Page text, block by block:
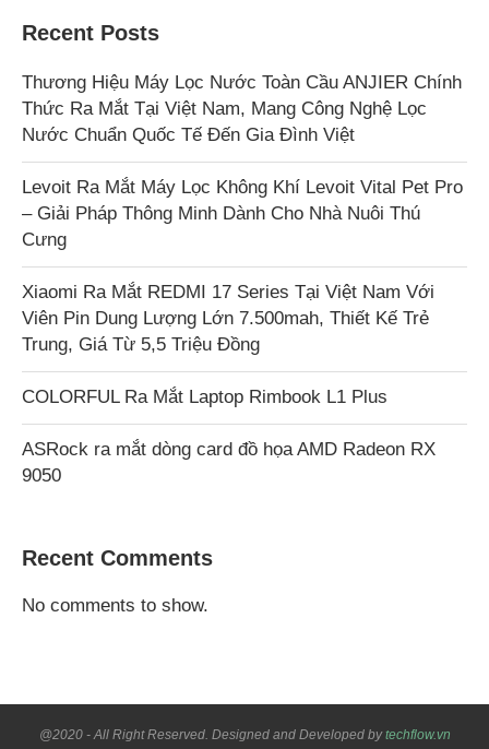
Recent Posts
Thương Hiệu Máy Lọc Nước Toàn Cầu ANJIER Chính
Thức Ra Mắt Tại Việt Nam, Mang Công Nghệ Lọc
Nước Chuẩn Quốc Tế Đến Gia Đình Việt
Levoit Ra Mắt Máy Lọc Không Khí Levoit Vital Pet Pro
– Giải Pháp Thông Minh Dành Cho Nhà Nuôi Thú
Cưng
Xiaomi Ra Mắt REDMI 17 Series Tại Việt Nam Với
Viên Pin Dung Lượng Lớn 7.500mah, Thiết Kế Trẻ
Trung, Giá Từ 5,5 Triệu Đồng
COLORFUL Ra Mắt Laptop Rimbook L1 Plus
ASRock ra mắt dòng card đồ họa AMD Radeon RX
9050
Recent Comments
No comments to show.
@2020 - All Right Reserved. Designed and Developed bytechflow.vn